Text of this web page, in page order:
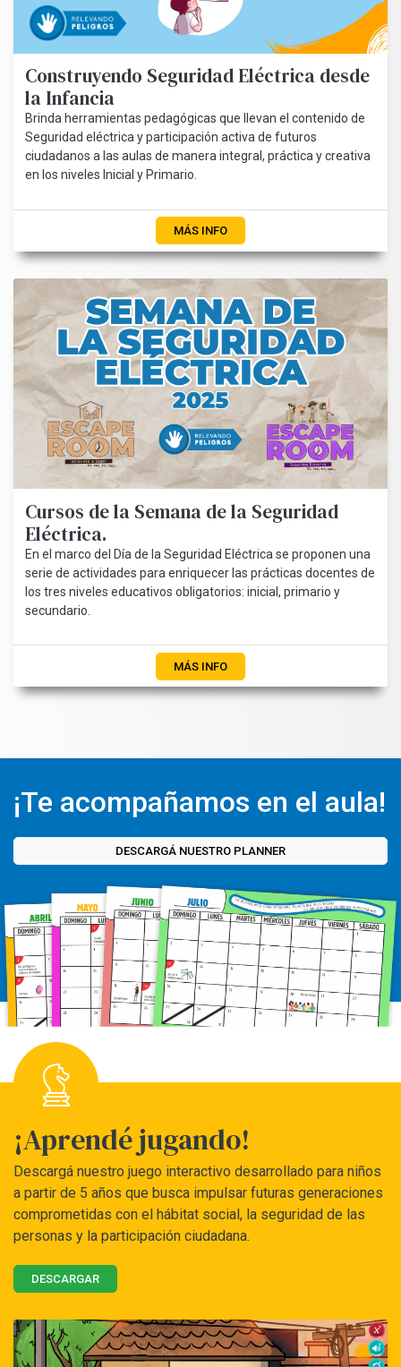
Construyendo Seguridad Eléctrica desde
la Infancia
Brinda herramientas pedagógicas que llevan el contenido de
Seguridad eléctrica y participación activa de futuros
ciudadanos a las aulas de manera integral, práctica y creativa
en los niveles Inicial y Primario.
MÁS INFO
Cursos de la Semana de la Seguridad
Eléctrica.
En el marco del Día de la Seguridad Eléctrica se proponen una
serie de actividades para enriquecer las prácticas docentes de
los tres niveles educativos obligatorios: inicial, primario y
secundario.
MÁS INFO
¡Te acompañamos en el aula!
DESCARGÁ NUESTRO PLANNER
¡Aprendé jugando!
Descargá nuestro juego interactivo desarrollado para niños
a partir de 5 años que busca impulsar futuras generaciones
comprometidas con el hábitat social, la seguridad de las
personas y la participación ciudadana.
DESCARGAR